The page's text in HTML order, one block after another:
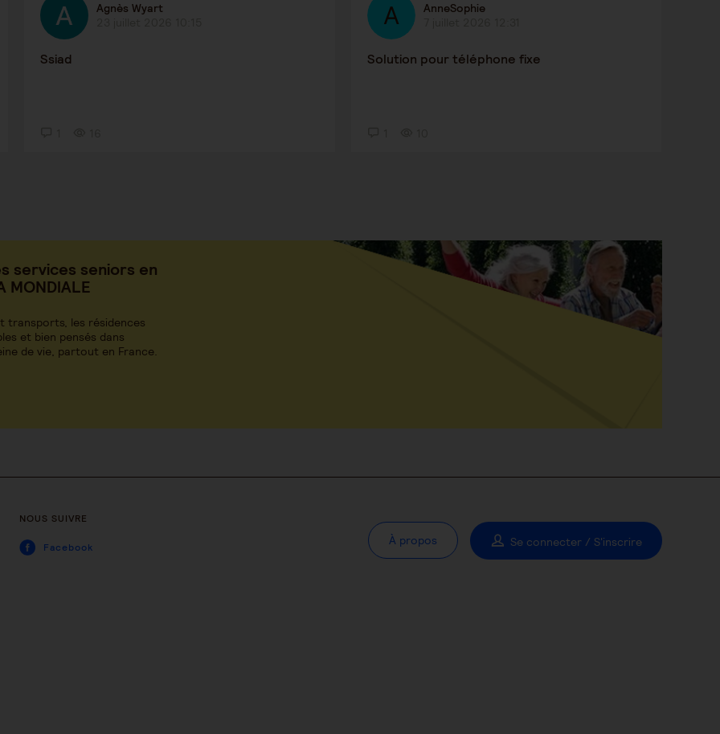
Agnès Wyart
Ssiad
AnneSophie
Solution pour téléphone fixe
services seniors en
MONDIALE
transports, les résidences
et bien pensés dans
de vie, partout en France.
NOUS SUIVRE
Facebook À propos Se connecter / S'inscrire